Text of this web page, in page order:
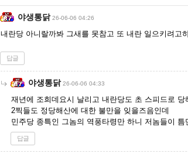
야생통닭 26-06-06 04:26
내란당 아니랄까봐 그새를 못참고 또 내란 일으키려고
답글
야생통닭 26-06-06 04:33
재년에 조희데요시 날리고 내란당도 초 스피드로
2찍들도 정당해산에 대한 불만을 잊을즈음인데
민주당 종특인 그놈의 역풍타령만 하니 저놈들이
답글